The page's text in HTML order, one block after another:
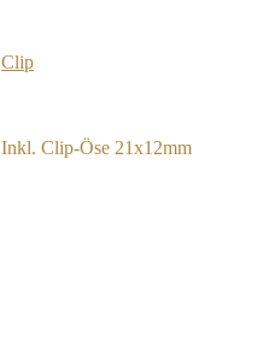
Clip
Inkl. Clip-Öse 21x12mm